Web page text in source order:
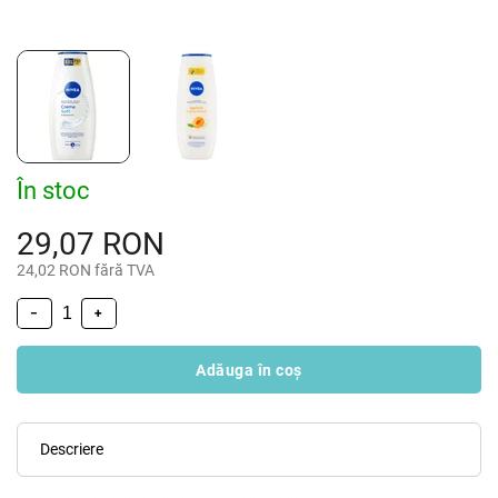
29,07 RON
24,02 RON fără TVA
În stoc
+
−
Adăuga în coş
Descriere